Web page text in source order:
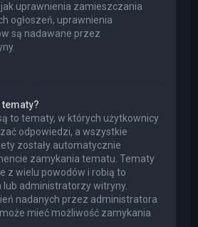
uprawnienia zamieszczania
ogłoszeń, uprawnienia
są nadawane przez
to tematy, w których użytkownicy
odpowiedzi, a wszystkie
zostały automatycznie
zamykania tematu. Tematy
z wielu powodów i robią to
administratorzy witryny.
nadanych przez administratora
mieć możliwość zamykania